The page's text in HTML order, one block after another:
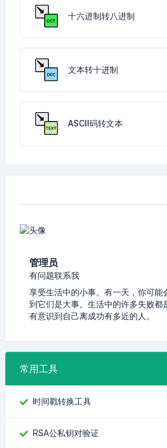
十六进制转八进制
文本转十进制
ASCII码转文本
管理员
有问题联系我
享受生活中的小事。有一天，你可能
到它们是大事。生活中的许多失败都
有意识到自己离成功有多近的人。
常用工具
时间戳转换工具
RSA公私钥对验证